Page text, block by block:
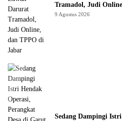
Tramadol, Judi
9 Agustus 2026
Sedang Dampingi